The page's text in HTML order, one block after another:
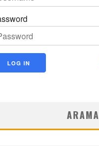
ARAMA